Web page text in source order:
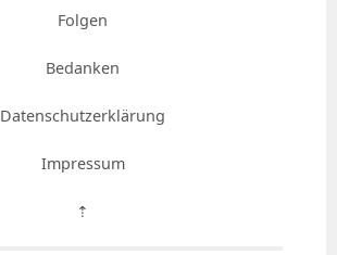
Folgen
Bedanken
Datenschutzerklärung
Impressum
⇡